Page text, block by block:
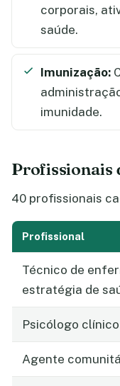
corporais,
saúde.
Imunização:
imunidade.
Profissionais
40 profissionais
Profissional
Técnico de
estratégia de
Psicólogo clínico
Agente